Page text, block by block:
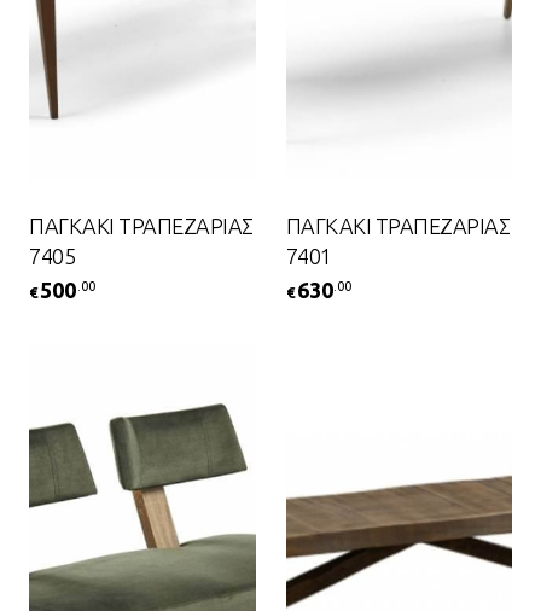
ΠΑΓΚΑΚΙ ΤΡΑΠΕΖΑΡΙΑΣ
7405
€ 500 .00
ΠΑΓΚΑΚΙ ΤΡΑΠΕΖΑΡΙΑΣ
7401
€ 630 .00